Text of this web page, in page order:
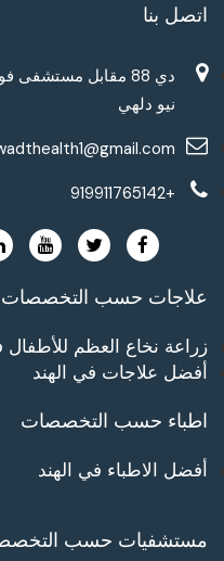
اتصل بنا
نيو دلهي
+919911765142
علاجات حسب التخصصات
زراعة نخاع العظم للأطفال
أفضل علاجات في الهند
اطباء حسب التخصصات
أفضل الاطباء في الهند
مستشفيات حسب